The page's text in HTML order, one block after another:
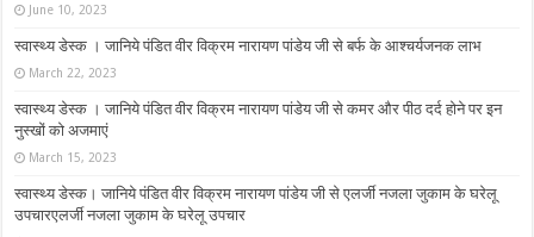
June 10, 2023
स्वास्थ्य डेस्क । जानिये पंडित वीर विक्रम नारायण पांडेय जी से बर्फ के आश्चर्यजनक लाभ
March 22, 2023
स्वास्थ्य डेस्क । जानिये पंडित वीर विक्रम नारायण पांडेय जी से कमर और पीठ दर्द होने पर इन
नुस्‍खों को अजमाएं
March 15, 2023
स्वास्थ्य डेस्क। जानिये पंडित वीर विक्रम नारायण पांडेय जी से एलर्जी नजला जुकाम के घरेलू
उपचारएलर्जी नजला जुकाम के घरेलू उपचार